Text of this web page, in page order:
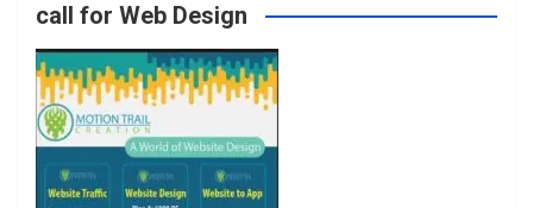
o
k
r
a
call for Web Design